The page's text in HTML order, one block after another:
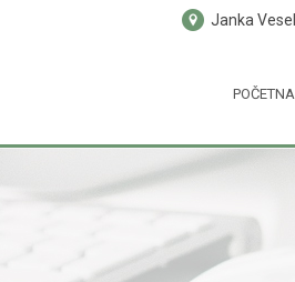
Janka
POČETNA